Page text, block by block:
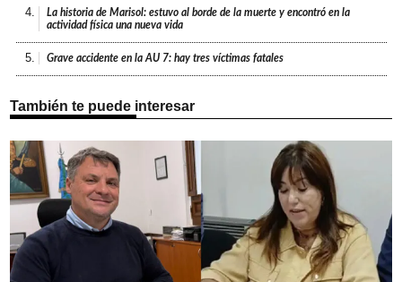
4.
La historia de Marisol: estuvo al borde de la muerte y encontró en la
actividad física una nueva vida
5. Grave accidente en la AU 7: hay tres víctimas fatales
También te puede interesar